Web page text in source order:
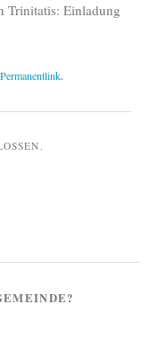
Trinitatis: Einladung
Permanentlink.